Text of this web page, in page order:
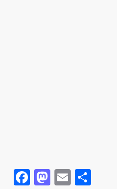
Facebook
Mastodon
Email